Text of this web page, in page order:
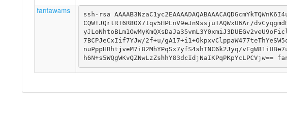
fantawams
ssh-rsa
CQW+JQrtRT6R8OX7Iqv5HPEnV9eJn9ssjuTAQWxU6Ar/
7BCPJeCxIif7YJw/2f+u/
nuPppHBhtjveM7i82MhYPqSx7yfS4shTNC6k2Jyq/
h6N+s5WQgWKvQZNwLzZshhY83dcIdjNaIKPqPKpYcLPCVjw==